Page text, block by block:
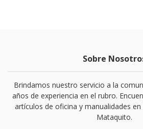
Sobre
Brindamos nuestro servicio a la
años de experiencia en el rubro.
artículos de oficina y manualidades
Mataquito.